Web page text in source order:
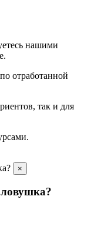
нашими
отработанной
так и для
×